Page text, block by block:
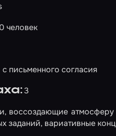
человек
с письменного согласия
3
воссоздающие атмосферу
заданий, вариативные